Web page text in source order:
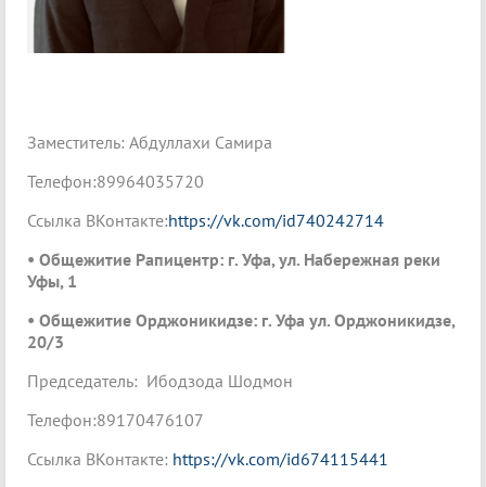
Заместитель: Абдуллахи Самира
Ссылка ВКонтакте:https://vk.com/id740242714
• Общежитие Рапицентр: г. Уфа, ул. Набережная реки
Уфы, 1
• Общежитие Орджоникидзе: г. Уфа ул. Орджоникидзе,
20/3
Председатель: Ибодзода Шодмон
Телефон:89170476107
Ссылка ВКонтакте: https://vk.com/id674115441